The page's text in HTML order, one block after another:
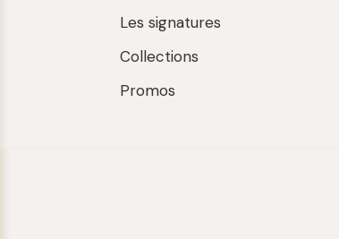
Les signatures
Collections
Promos